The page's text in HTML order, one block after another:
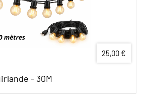
25,00 €
- 30M